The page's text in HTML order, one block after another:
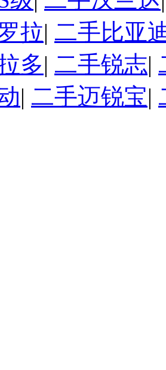
拉| 二手比亚
多| 二手锐志|
| 二手迈锐宝|